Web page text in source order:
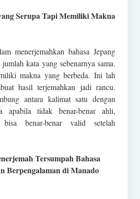
Serupa Tapi Memiliki Makna
menerjemahkan bahasa Jepang
kata yang sebenarnya sama.
makna yang berbeda. Ini lah
hasil terjemahkan jadi rancu.
antara kalimat satu dengan
apabila tidak benar-benar ahli,
benar-benar valid setelah
Tersumpah Bahasa
Berpengalaman di Manado